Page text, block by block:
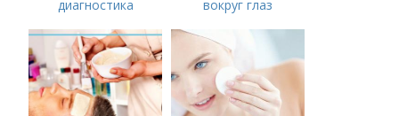
диагностика
вокруг глаз